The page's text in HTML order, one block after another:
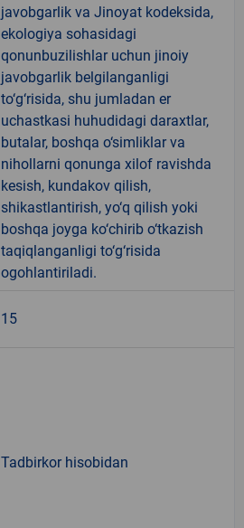
javobgarlik va Jinoyat kodeksida,
ekologiya sohasidagi
qonunbuzilishlar uchun jinoiy
javobgarlik belgilanganligi
to‘g‘risida, shu jumladan er
uchastkasi huhudidagi daraxtlar,
butalar, boshqa o‘simliklar va
nihollarni qonunga xilof ravishda
kesish, kundakov qilish,
shikastlantirish, yo‘q qilish yoki
boshqa joyga ko‘chirib o‘tkazish
taqiqlanganligi to‘g‘risida
ogohlantiriladi.
15
Tadbirkor hisobidan